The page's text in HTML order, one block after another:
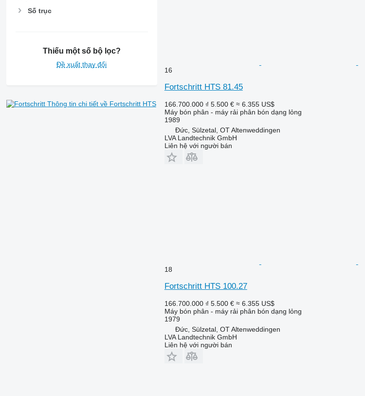
Số trục
Thiếu một số bộ lọc?
Đề xuất thay đổi
Thông tin chi tiết về Fortschritt HTS
16
Fortschritt HTS 81.45
166.700.000 ₫ 5.500 € ≈ 6.355 US$
Máy bón phân - máy rải phân bón dạng lỏng
1989
Đức, Sülzetal, OT Altenweddingen
LVA Landtechnik GmbH
Liên hệ với người bán
18
Fortschritt HTS 100.27
166.700.000 ₫ 5.500 € ≈ 6.355 US$
Máy bón phân - máy rải phân bón dạng lỏng
1979
Đức, Sülzetal, OT Altenweddingen
LVA Landtechnik GmbH
Liên hệ với người bán